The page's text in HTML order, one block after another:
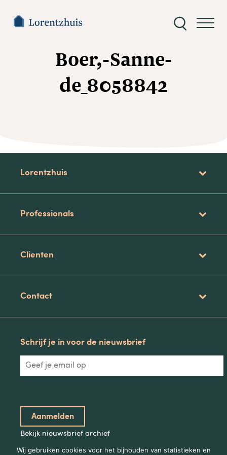
Zoeken
Boer,-Sanne-
de_8058842
Lorentzhuis
Professionals
Clienten
Contact
Schrijf je in voor de nieuwsbrief
Bekijk nieuwsbrief archief
Wij gebruiken cookies voor het bijhouden van statistieken en